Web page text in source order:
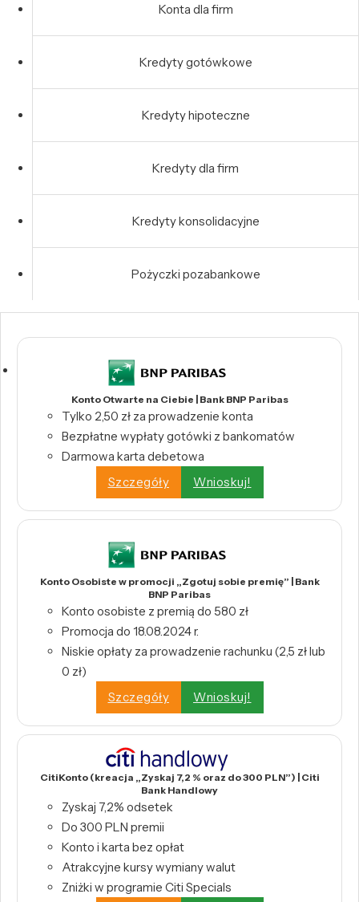
Konta dla firm
Kredyty gotówkowe
Kredyty hipoteczne
Kredyty dla firm
Kredyty konsolidacyjne
Pożyczki pozabankowe
Konto Otwarte na Ciebie | Bank BNP Paribas
Tylko 2,50 zł za prowadzenie konta
Bezpłatne wypłaty gotówki z bankomatów
Darmowa karta debetowa
Szczegóły
Wnioskuj!
Konto Osobiste w promocji „Zgotuj sobie premię” | Bank
BNP Paribas
Konto osobiste z premią do 580 zł
Promocja do 18.08.2024 r.
Niskie opłaty za prowadzenie rachunku (2,5 zł lub
0 zł)
Szczegóły
Wnioskuj!
CitiKonto (kreacja „Zyskaj 7,2 % oraz do 300 PLN”) | Citi
Bank Handlowy
Zyskaj 7,2% odsetek
Do 300 PLN premii
Konto i karta bez opłat
Atrakcyjne kursy wymiany walut
Zniżki w programie Citi Specials